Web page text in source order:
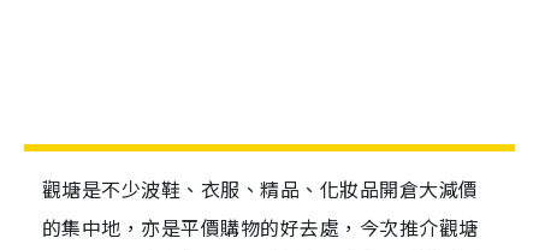
觀塘是不少波鞋、衣服、精品、化妝品開倉大減價
的集中地，亦是平價購物的好去處，今次推介觀塘